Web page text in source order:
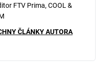
FTV Prima, COOL &
ČLÁNKY AUTORA